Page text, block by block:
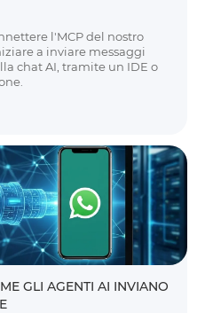
l'MCP del nostro
a inviare messaggi
chat AI, tramite un IDE o
GLI AGENTI AI INVIANO